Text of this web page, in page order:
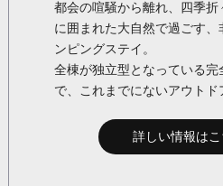
都会の喧騒から離れ、四季折
に囲まれた大自然で過ごす、
ンピングステイ。
全棟が独立型となっている完
で、これまでにないアウトド
詳しい情報は